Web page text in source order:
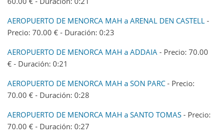
AEROPUERTO DE MENORCA MAH a ARENAL DEN CASTELL -
Precio: 70.00 € - Duración: 0:23
AEROPUERTO DE MENORCA MAH a ADDAIA - Precio: 70.00
€ - Duración: 0:21
AEROPUERTO DE MENORCA MAH a SON PARC - Precio:
70.00 € - Duración: 0:28
AEROPUERTO DE MENORCA MAH a SANTO TOMAS - Precio:
70.00 € - Duración: 0:27